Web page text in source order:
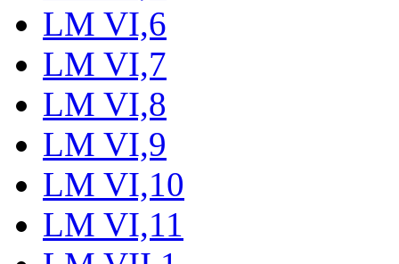
LM VI,6
LM VI,7
LM VI,8
LM VI,9
LM VI,10
LM VI,11